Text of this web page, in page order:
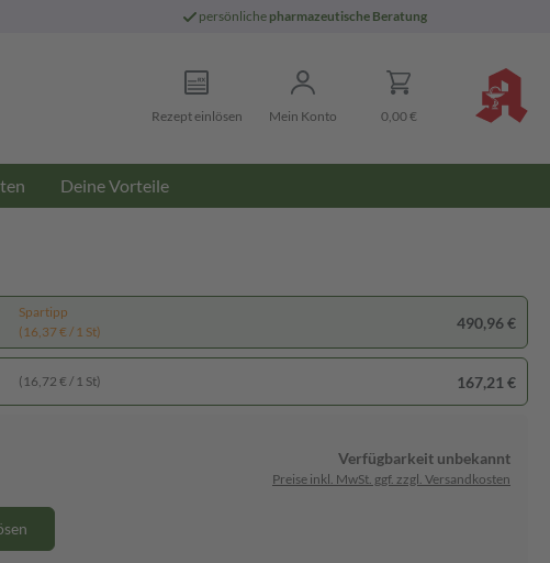
persönliche pharmazeutische Beratung
Rezept einlösen Mein Konto 0,00 €
Deine Vorteile
Spartipp
(16,37 € / 1 St)
490,96 €
(16,72 € / 1 St) 167,21 €
Verfügbarkeit unbekannt
Preise inkl. MwSt. ggf. zzgl. Versandkosten